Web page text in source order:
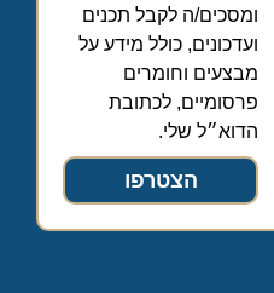
ומסכים/ה לקבל תכנים
ועדכונים, כולל מידע על
מבצעים וחומרים
פרסומיים, לכתובת
הדוא״ל שלי.
הצטרפו